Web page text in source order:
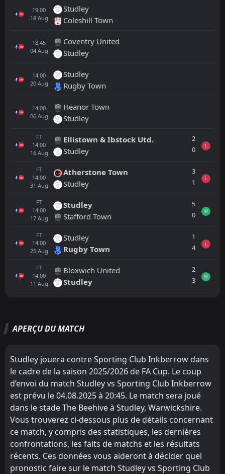
19:00
18 Aug
Studley
Coleshill Town
18:45
04 Aug
Coventry United
Studley
14:00
20 Aug
Studley
Rugby Town
14:00
06 Aug
Heanor Town
Studley
FT
14:00
16 Aug
Ellistown & Ibstock Utd.
Studley
2
0
L
FT
14:00
31 Aug
Atherstone Town
Studley
3
1
L
FT
14:00
17 Aug
Studley
Stafford Town
5
0
W
FT
14:00
25 Aug
Studley
Rugby Town
1
4
L
FT
14:00
11 Aug
Bloxwich United
Studley
2
3
W
Oct
FT
14:00
20 Sep
Sporting Club Inkberrow
Stafford Rangers
4
3
W
PEN
14:00
06Sep
Sporting Club Inkberrow
St Neots Town
14:00
16 Aug
Sporting Khalsa
Sporting Club Inkberrow
FT 2
APERÇU DU MATCH
Studley jouera contre Sporting Club Inkberrow dans
le cadre de la saison 2025/2026 de FA Cup. Le coup
d’envoi du match Studley vs Sporting Club Inkberrow
est prévu le 04.08.2025 à 20:45. Le match sera joué
dans le stade The Beehive à Studley, Warwickshire.
Vous trouverez ci-dessous plus de détails concernant
ce match, y compris des statistiques, les dernières
confrontations, les faits de matchs et les résultats
récents. Ces données vous aideront à décider quel
pronostic faire sur le match Studley vs Sporting Club